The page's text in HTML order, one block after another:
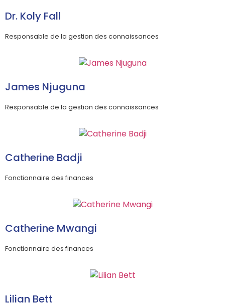
Dr. Koly Fall
Responsable de la gestion des connaissances
James Njuguna
Responsable de la gestion des connaissances
Catherine Badji
Fonctionnaire des finances
Catherine Mwangi
Fonctionnaire des finances
Lilian Bett